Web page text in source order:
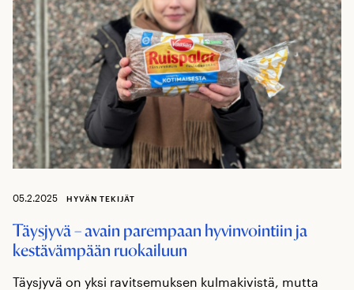
05.2.2025 HYVÄN TEKIJÄT
Täysjyvä – avain parempaan hyvinvointiin ja
kestävämpään ruokailuun
Täysjyvä on yksi ravitsemuksen kulmakivistä, mutta